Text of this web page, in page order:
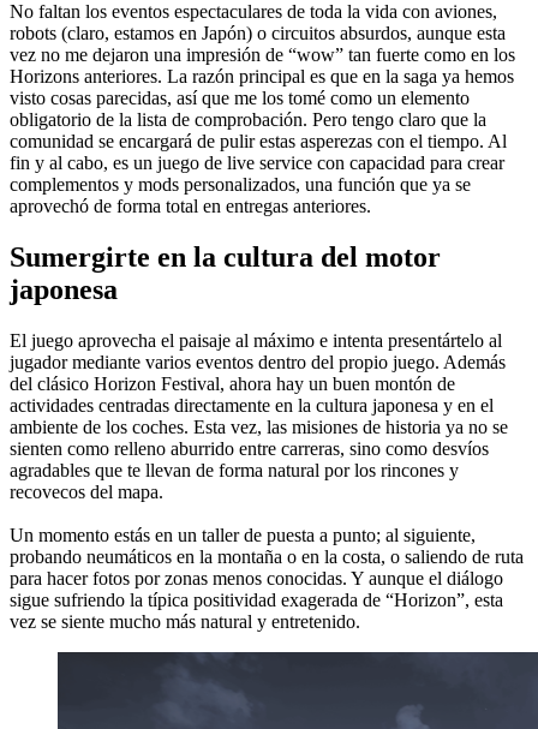
No faltan los eventos espectaculares de toda la vida con aviones,
robots (claro, estamos en Japón) o circuitos absurdos, aunque esta
vez no me dejaron una impresión de “wow” tan fuerte como en los
Horizons anteriores. La razón principal es que en la saga ya hemos
visto cosas parecidas, así que me los tomé como un elemento
obligatorio de la lista de comprobación. Pero tengo claro que la
comunidad se encargará de pulir estas asperezas con el tiempo. Al
fin y al cabo, es un juego de live service con capacidad para crear
complementos y mods personalizados, una función que ya se
aprovechó de forma total en entregas anteriores.
Sumergirte en la cultura del motor
japonesa
El juego aprovecha el paisaje al máximo e intenta presentártelo al
jugador mediante varios eventos dentro del propio juego. Además
del clásico Horizon Festival, ahora hay un buen montón de
actividades centradas directamente en la cultura japonesa y en el
ambiente de los coches. Esta vez, las misiones de historia ya no se
sienten como relleno aburrido entre carreras, sino como desvíos
agradables que te llevan de forma natural por los rincones y
recovecos del mapa.
Un momento estás en un taller de puesta a punto; al siguiente,
probando neumáticos en la montaña o en la costa, o saliendo de ruta
para hacer fotos por zonas menos conocidas. Y aunque el diálogo
sigue sufriendo la típica positividad exagerada de “Horizon”, esta
vez se siente mucho más natural y entretenido.